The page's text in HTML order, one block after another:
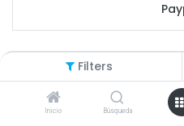
Filters
Inicio Búsqueda